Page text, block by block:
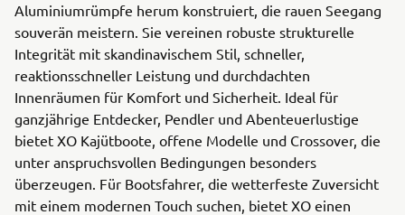
Aluminiumrümpfe herum konstruiert, die rauen Seegang
souverän meistern. Sie vereinen robuste strukturelle
Integrität mit skandinavischem Stil, schneller,
reaktionsschneller Leistung und durchdachten
Innenräumen für Komfort und Sicherheit. Ideal für
ganzjährige Entdecker, Pendler und Abenteuerlustige
bietet XO Kajütboote, offene Modelle und Crossover, die
unter anspruchsvollen Bedingungen besonders
überzeugen. Für Bootsfahrer, die wetterfeste Zuversicht
mit einem modernen Touch suchen, bietet XO einen